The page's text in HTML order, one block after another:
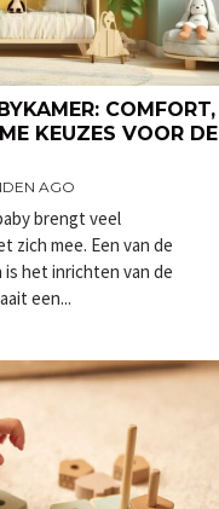
COMFORT,
KEUZES VOOR DE
AGO
brengt veel
zich mee. Een van de
het inrichten van de
een...